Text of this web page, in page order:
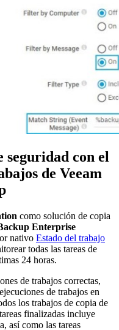
seguridad con el
de Veeam
como solución de copia
Enterprise
nativo Estado del trabajo
todas las tareas de
24 horas.
de trabajos correctas,
de trabajos en
los trabajos de copia de
finalizadas incluye
así como las tareas